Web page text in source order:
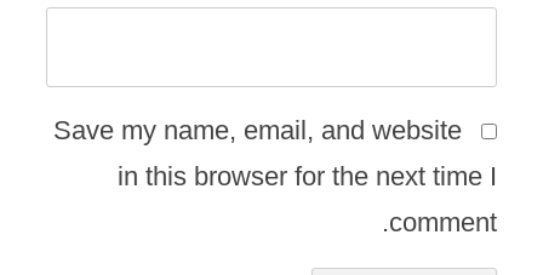
Save my name, email, and website
in this browser for the next time I
comment.